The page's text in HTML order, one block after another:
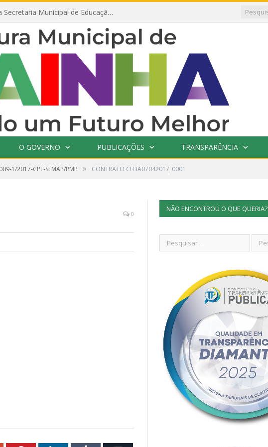
Prefeitura de Prainha, por meio da Secretaria Municipal de Educação, abre 354 vagas na área da Educação para 2025 com processo seletivo simplificado
O GOVERNO PUBLICAÇÕES TRANSPARÊNCIA
1/2017-CPL-SEMAP/PMP » CONTRATO CLEIA07042017_0001
0
NÃO ENCONTROU O QUE QUERIA?